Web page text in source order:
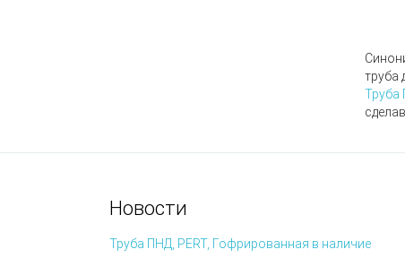
труба
Труба
Новости
Труба ПНД, PERT, Гофрированная в наличие